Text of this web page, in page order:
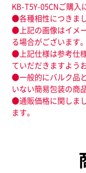
KB-T5Y-05CNご購入
●各種相性につきま
●上記の画像はイメ
る場合がございます。
●上記仕様は参考仕
ていだだきますよう
●一般的にバルク品
いない簡易包装の商
●通販価格に関しま
ます。